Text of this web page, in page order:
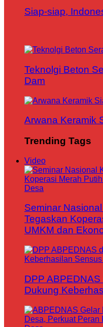
Siap-siap,
Teknolgi Beton
Dam
Arwana Keramik
Trending Tags
Video
Seminar
Tegaskan
UMKM dan
DPP
Dukung